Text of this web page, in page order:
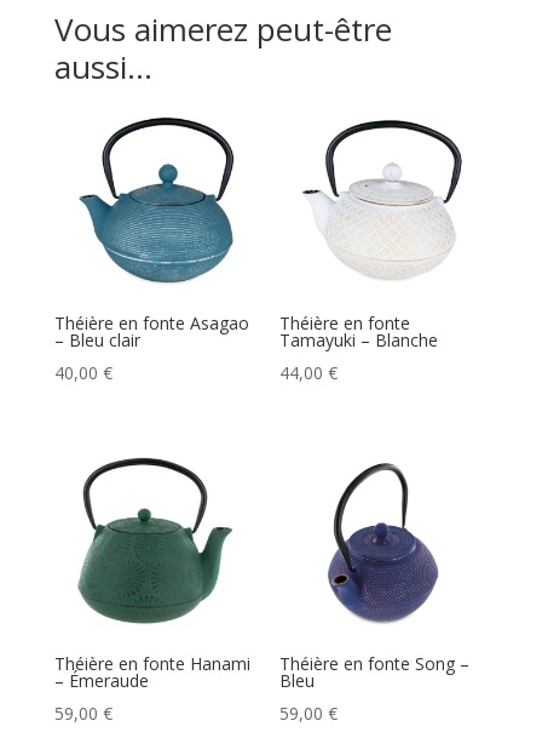
Vous aimerez peut-être
aussi…
Théière en fonte Asagao
– Bleu clair
40,00 €
Théière en fonte
Tamayuki – Blanche
44,00€
Théière en fonte Hanami
– Émeraude
59,00 €
Théière en fonte Song –
Bleu
59,00€